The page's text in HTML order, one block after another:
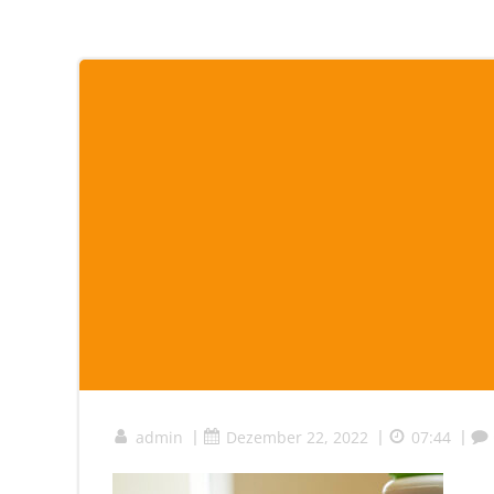
admin | Dezember 22, 2022 | 07:44 |